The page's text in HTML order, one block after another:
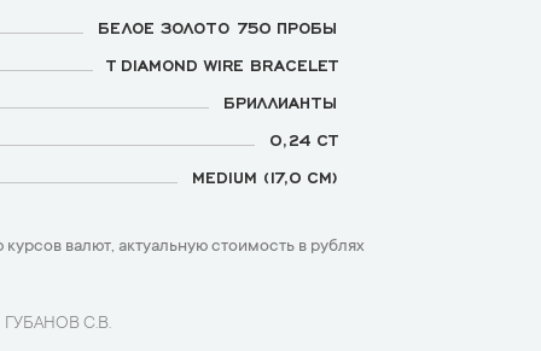
БЕЛОЕ ЗОЛОТО 750 ПРОБЫ
T DIAMOND WIRE BRACELET
БРИЛЛИАНТЫ
0,24 CT
MEDIUM (17,0 СМ)
валют, актуальную стоимость в рублях
ГУБАНОВ С.В.